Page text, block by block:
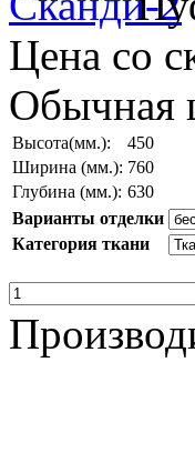
Цена со
Обычная
Высота(мм.):
450
Ширина (мм.): 760
Глубина (мм.): 630
Варианты отделки
Категория ткани